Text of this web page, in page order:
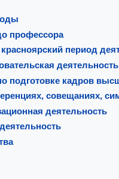
профессора
период
деятельность
подготовке кадров
совещаниях,
деятельность